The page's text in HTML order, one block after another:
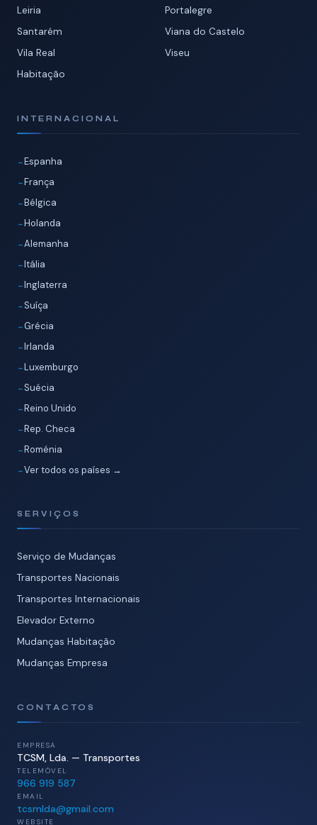
Leiria
Portalegre
Santarém
Viana do Castelo
Vila Real
Viseu
Habitação
INTERNACIONAL
Espanha
França
Bélgica
Holanda
Alemanha
Itália
Inglaterra
Suíça
Grécia
Irlanda
Luxemburgo
Suécia
Reino Unido
Rep. Checa
Roménia
Ver todos os países →
SERVIÇOS
Serviço de Mudanças
Transportes Nacionais
Transportes Internacionais
Elevador Externo
Mudanças Habitação
Mudanças Empresa
CONTACTOS
EMPRESA
TCSM, Lda. — Transportes
TELEMÓVEL
966 919 587
EMAIL
tcsmlda@gmail.com
WEBSITE